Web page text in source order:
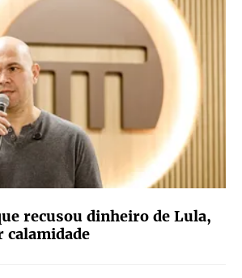
recusou dinheiro de Lula,
calamidade